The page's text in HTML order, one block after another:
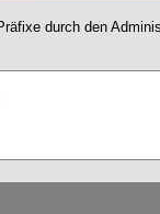
durch den